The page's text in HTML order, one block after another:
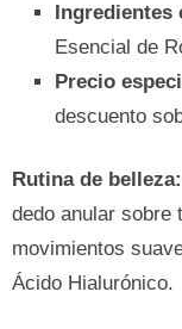
Ingredientes
Esencial de
Precio
descuento
Rutina de belleza:
dedo anular sobre
movimientos
Ácido Hialurónico.